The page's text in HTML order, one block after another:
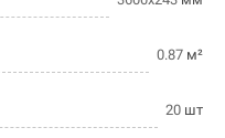
0.87 м²
20 шт